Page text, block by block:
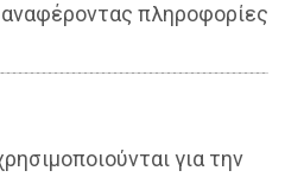
πληροφορίες
για την
Συλλόγου
στο